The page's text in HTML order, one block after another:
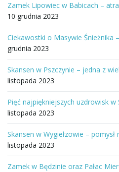
Zamek Lipowiec w Babicach –
10 grudnia 2023
Ciekawostki o Masywie Śnieżnika
grudnia 2023
Skansen w Pszczynie – jedna z
listopada 2023
Pięć najpiękniejszych uzdrowisk
listopada 2023
Skansen w Wygiełzowie –
listopada 2023
Zamek w Będzinie oraz Pałac